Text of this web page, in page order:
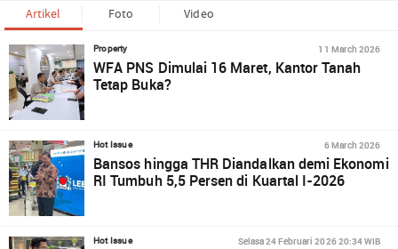
Artikel Foto Video
Property 11 March 2026
WFA PNS Dimulai 16 Maret, Kantor Tanah
Tetap Buka?
Hot Issue 6 March 2026
Bansos hingga THR Diandalkan demi Ekonomi
RI Tumbuh 5,5 Persen di Kuartal I-2026
Hot Issue Selasa 24 Februari 2026 20:34 WIB